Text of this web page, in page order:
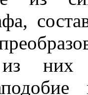
из них